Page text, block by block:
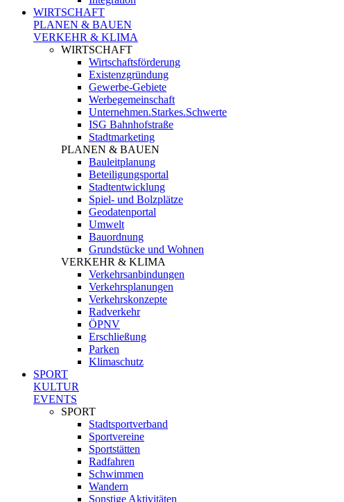
WIRTSCHAFT
PLANEN & BAUEN
VERKEHR & KLIMA
WIRTSCHAFT
Wirtschaftsförderung
Existenzgründung
Gewerbe-Gebiete
Werbegemeinschaft
Unternehmen.Starkes.Schwerte
ISG Bahnhofstraße
Stadtmarketing
PLANEN & BAUEN
Bauleitplanung
Beteiligungsportal
Stadtentwicklung
Spiel- und Bolzplätze
Geodatenportal
Umwelt
Bauordnung
Grundstücke und Wohnen
VERKEHR & KLIMA
Verkehrsanbindungen
Verkehrsplanungen
Verkehrskonzepte
Radverkehr
ÖPNV
Erschließung
Parken
Klimaschutz
SPORT
KULTUR
EVENTS
SPORT
Stadtsportverband
Sportvereine
Sportstätten
Radfahren
Schwimmen
Wandern
Sonstige Aktivitäten